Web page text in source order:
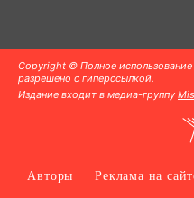
Copyright © Полное
разрешено с гиперссылкой.
Издание входит в медиа-группу
Авторы Реклама на